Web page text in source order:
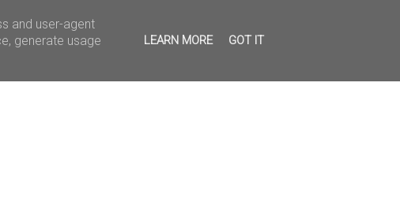
and user-agent
generate usage
LEARN MORE GOT IT